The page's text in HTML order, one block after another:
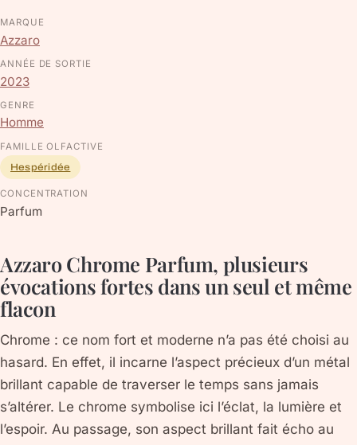
MARQUE
Azzaro
ANNÉE DE SORTIE
2023
GENRE
Homme
FAMILLE OLFACTIVE
Hespéridée
CONCENTRATION
Parfum
Azzaro Chrome Parfum, plusieurs
évocations fortes dans un seul et même
flacon
Chrome : ce nom fort et moderne n’a pas été choisi au
hasard. En effet, il incarne l’aspect précieux d’un métal
brillant capable de traverser le temps sans jamais
s’altérer. Le chrome symbolise ici l’éclat, la lumière et
l’espoir. Au passage, son aspect brillant fait écho au